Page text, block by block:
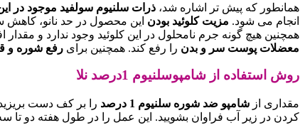
همانطور که پیش تر اشاره شد، ذرات سلنیوم سولفید موجود در
انجام می شود. مزیت کلوئید بودن این محصول در حد نانو،
همچنین هیچ گونه جرم نامحلول در این کلوئید وجود ندارد و
معضلات پوست سر و بدن را رفع کند. همچنین برای رفع شوره و
روش استفاده از شامپوسلنیوم 1درصد نلا
مقداری از شامپو ضد شوره سلنیوم 1 درصد
کردن در زیر آب فراوان بشویید. این عمل را در طول هفته دو تا سه بار به مدت 3 هفته